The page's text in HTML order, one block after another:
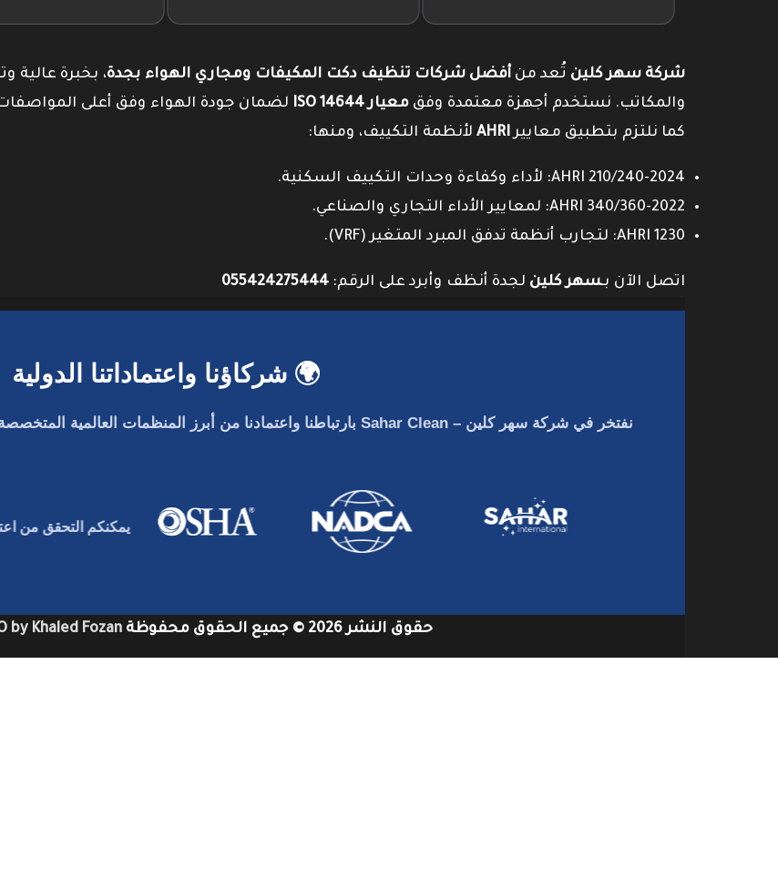
شركة سهر كلين تُعد من أفضل شركات تنظيف دكت المكيفات ومجاري الهواء بجدة، بخبرة عالية
والمكاتب. نستخدم أجهزة معتمدة وفق معيار ISO 14644
لضمان جودة الهواء وفق أعلى المواصفات
كما نلتزم بتطبيق معاييرAHRI لأنظمة التكييف، ومنها:
AHRI 210/240-2024: لأداء وكفاءة وحدات التكييف السكنية.
AHRI 340/360-2022: لمعايير الأداء التجاري والصناعي.
AHRI 1230: لتجارب أنظمة تدفق المبرد المتغير (VRF).
اتصل الآن بـسهر كلين لجدة أنظف وأبرد على الرقم: 055424275444
🌍 شركاؤنا واعتماداتنا الدولية
نفتخر فيشركة سهر كلين – Sahar Clean بارتباطنا واعتمادنا من أبرز المنظمات العالمية
يمكنكم التحقق من
حقوق النشر 2026 © جميع الحقوق محفوظة by Khaled Fozan